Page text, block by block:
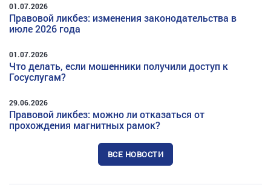
01.07.2026
Правовой ликбез: изменения законодательства в
июле 2026 года
01.07.2026
Что делать, если мошенники получили доступ к
Госуслугам?
29.06.2026
Правовой ликбез: можно ли отказаться от
прохождения магнитных рамок?
ВСЕ НОВОСТИ